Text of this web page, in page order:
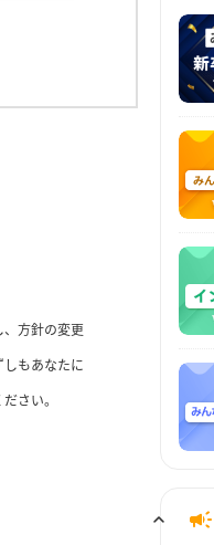
方針の変更
もあなたに
さい。